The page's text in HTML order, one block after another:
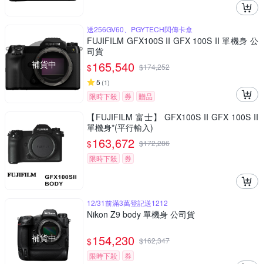
補貨中
送256GV60、PGYTECH閃傳卡盒
FUJIFILM GFX100S II GFX 100S II 單機身 公
司貨
$165,540 $174,252
5 (1)
限時下殺 券 贈品
【FUJIFILM 富士】 GFX100S II GFX 100S II
單機身*(平行輸入)
$163,672 $172,286
限時下殺
券
補貨中
12/31前滿3萬登記送1212
Nikon Z9 body 單機身 公司貨
$154,230 $162,347
限時下殺
券